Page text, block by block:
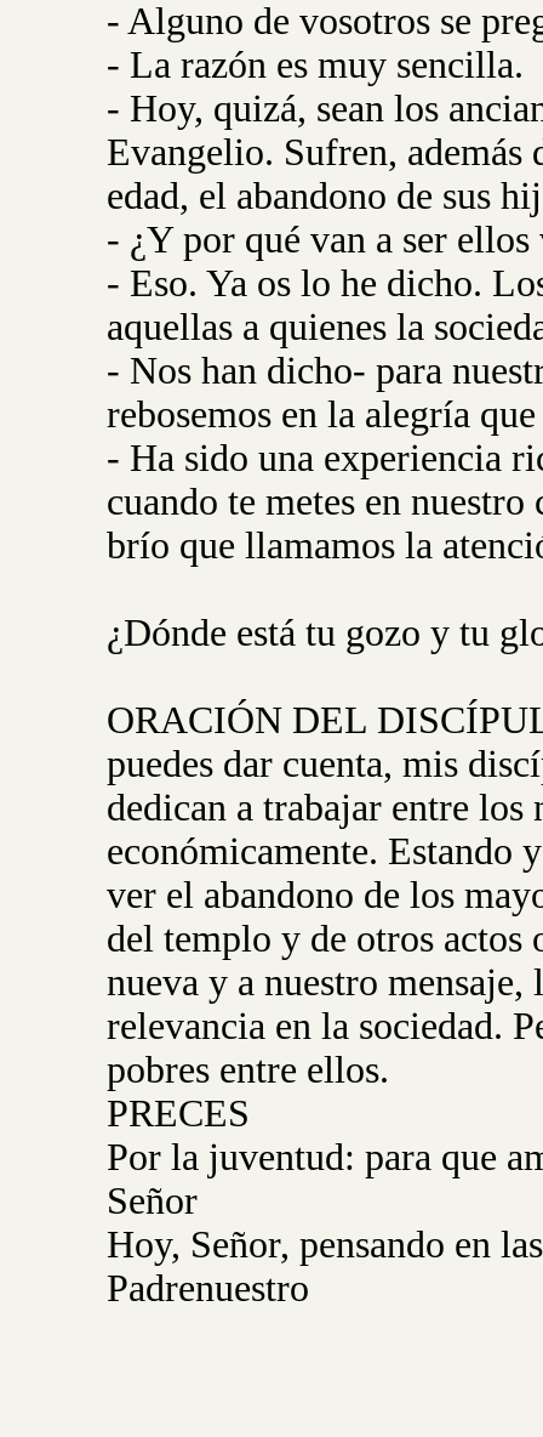
- Alguno de vosotros se
- La razón es muy sencilla.
- Hoy, quizá, sean los
Evangelio. Sufren, además
edad, el abandono de sus
- ¿Y por qué van a ser
- Eso. Ya os lo he dicho.
aquellas a quienes la
- Nos han dicho- para
rebosemos en la alegría
- Ha sido una experiencia
cuando te metes en
brío que llamamos la
¿Dónde está tu gozo y tu
ORACIÓN DEL
puedes dar cuenta, mis
dedican a trabajar entre los
económicamente. Estando
ver el abandono de los
del templo y de otros actos
nueva y a nuestro
relevancia en la sociedad.
pobres entre ellos.
PRECES
Por la juventud: para que
Señor
Hoy, Señor, pensando en
Padrenuestro